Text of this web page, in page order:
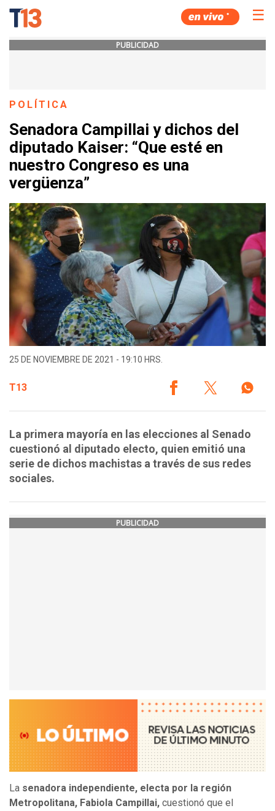
☰
PUBLICIDAD
POLÍTICA
Senadora Campillai y dichos del
diputado Kaiser: “Que esté en
nuestro Congreso es una
vergüenza”
25 DE NOVIEMBRE DE 2021 - 19:10 HRS.
T13
La primera mayoría en las elecciones al Senado
cuestionó al diputado electo, quien emitió una
serie de dichos machistas a través de sus redes
sociales.
PUBLICIDAD
La senadora independiente, electa por la región
Metropolitana, Fabiola Campillai, cuestionó que el